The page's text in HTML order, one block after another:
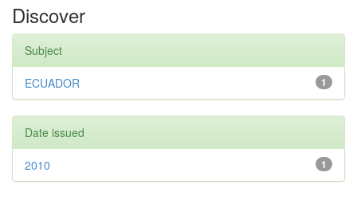
Discover
Subject
1
ECUADOR
Date issued
1
2010